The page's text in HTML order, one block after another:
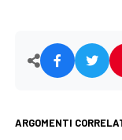
ARGOMENTI